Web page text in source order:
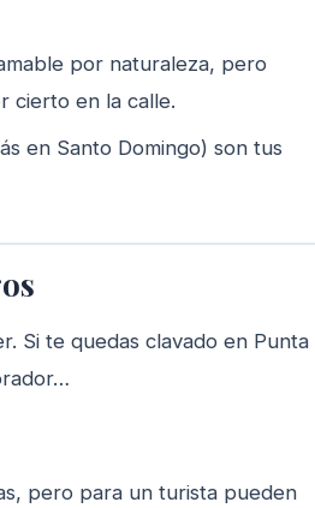
por naturaleza, pero
cierto en la calle.
en Santo Domingo) son tus
Si te quedas clavado en Punta
pero para un turista pueden